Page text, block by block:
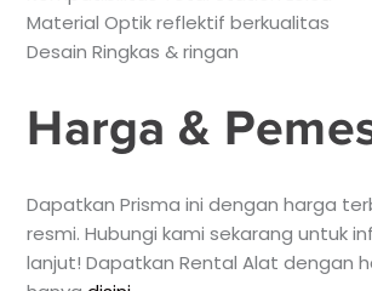
Material Optik reflektif berkualitas
Desain Ringkas & ringan
Harga &
Dapatkan Prisma ini dengan harga
resmi. Hubungi kami sekarang untuk
lanjut! Dapatkan Rental Alat dengan